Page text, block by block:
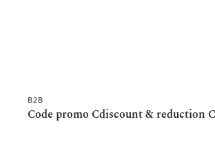
B2B
Code promo Cdiscount & reduction